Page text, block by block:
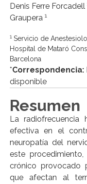
Denis Ferre Forcadell
Graupera 1
1Servicio de
Hospital de Mataró
Barcelona
*Correspondencia:
disponible
Resumen
La
efectiva en el
neuropatía del
este
crónico provocado
que afectan al